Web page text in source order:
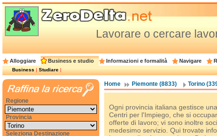
Lavorare o cercare
Alloggiare Business e studio Informazioni e formalità Navigare
Business|Studiare|
Home Piemonte (8833) Torino
Ogni provincia italiana gestisce
Centri per l'Impiego, che si
offerte di lavoro; vi sono inoltre
medesimo servizio. Qui trovate
Regione
Provincia
Seleziona Destinazione